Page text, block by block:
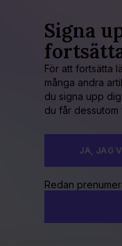
Signa
För att fortsätta
många andra
du signa upp
du får dessutom
JA, JAG
Redan